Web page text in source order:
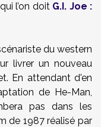
l’on doit G.I. Joe :
du western
livrer un nouveau
En attendant d'en
de He-Man,
pas dans les
de 1987 réalisé par